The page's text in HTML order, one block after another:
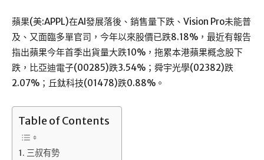
蘋果(美:APPL)在AI發展落後、銷售量下跌、Vision Pro未能普
及、又面臨多單官司，今年以來股價已跌8.18%，最近有報告
指出蘋果今年首季出貨量大跌10%，拖累本港蘋果概念股下
跌，比亞迪電子(00285)跌3.54%；舜宇光學(02382)跌
2.07%；丘鈦科技(01478)跌0.88%。
Table of Contents
三叔有勢